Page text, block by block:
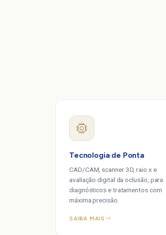
Tecnologia de Ponta
CAD/CAM, scanner 3D, raio x e
avaliação digital da oclusão, para
diagnósticos e tratamentos com
máxima precisão.
SAIBA MAIS